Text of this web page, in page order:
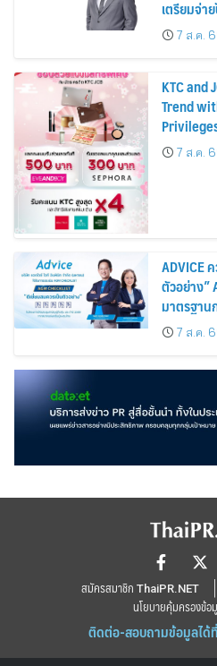
เตรียมจ่า
บาทต่อหุ้น
7 ส.ค.
KTC and
Trend
7 ส.ค.
ADVICE
ตัวอย่าง”
มาตรฐา
7 ส.ค.
สมัครสมาชิก ThaiPR.NET
นโยบายคุ้มครองข้
ติดต่อ-สอบถามข้อมูลได้ที่